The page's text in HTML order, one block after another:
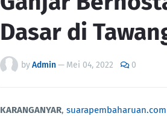
Dasar di
byAdmin— Mei 04, 2022 0
KARANGANYAR, suarapembaharuan.com